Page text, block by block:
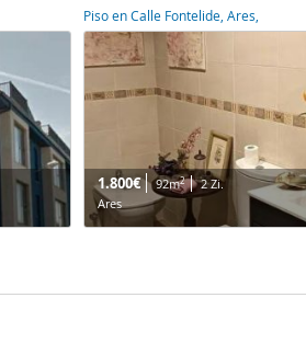
Piso en Calle Fontelide, Ares,
1.800€ 92m2
2 Zi.
Ares